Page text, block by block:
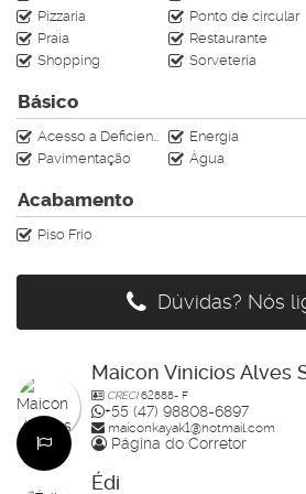
Pizzaria
Ponto de circular
Praia
Restaurante
Shopping
Sorveteria
Básico
Acesso a Deficientes Energia
Pavimentação
Água
Acabamento
Piso Frio
Dúvidas? Nós
Maicon Vinicios Alves
CRECI62888- F
+55 (47) 98808-6897
maiconkayak1@hotmail.com
Página do Corretor
Édi